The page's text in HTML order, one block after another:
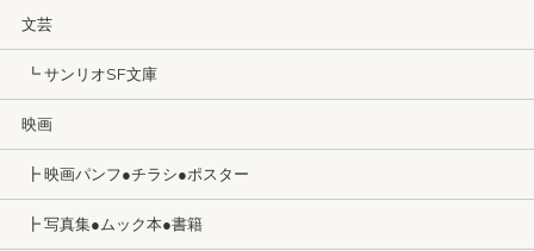
文芸
┗ サンリオSF文庫
映画
┣ 映画パンフ●チラシ●ポスター
┣ 写真集●ムック本●書籍